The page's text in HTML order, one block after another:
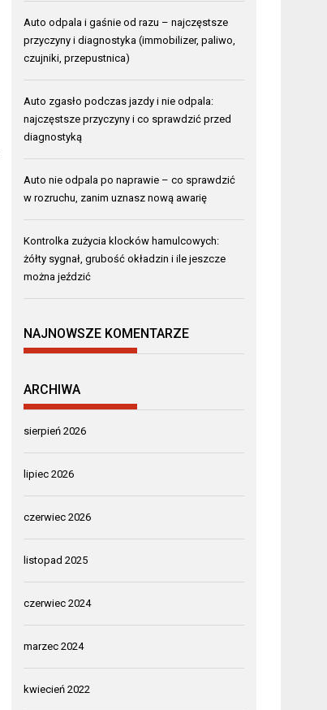
Auto odpala i gaśnie od razu – najczęstsze
przyczyny i diagnostyka (immobilizer, paliwo,
czujniki, przepustnica)
Auto zgasło podczas jazdy i nie odpala:
najczęstsze przyczyny i co sprawdzić przed
diagnostyką
Auto nie odpala po naprawie – co sprawdzić
w rozruchu, zanim uznasz nową awarię
Kontrolka zużycia klocków hamulcowych:
żółty sygnał, grubość okładzin i ile jeszcze
można jeździć
NAJNOWSZE KOMENTARZE
ARCHIWA
sierpień 2026
lipiec 2026
czerwiec 2026
listopad 2025
czerwiec 2024
marzec 2024
kwiecień 2022